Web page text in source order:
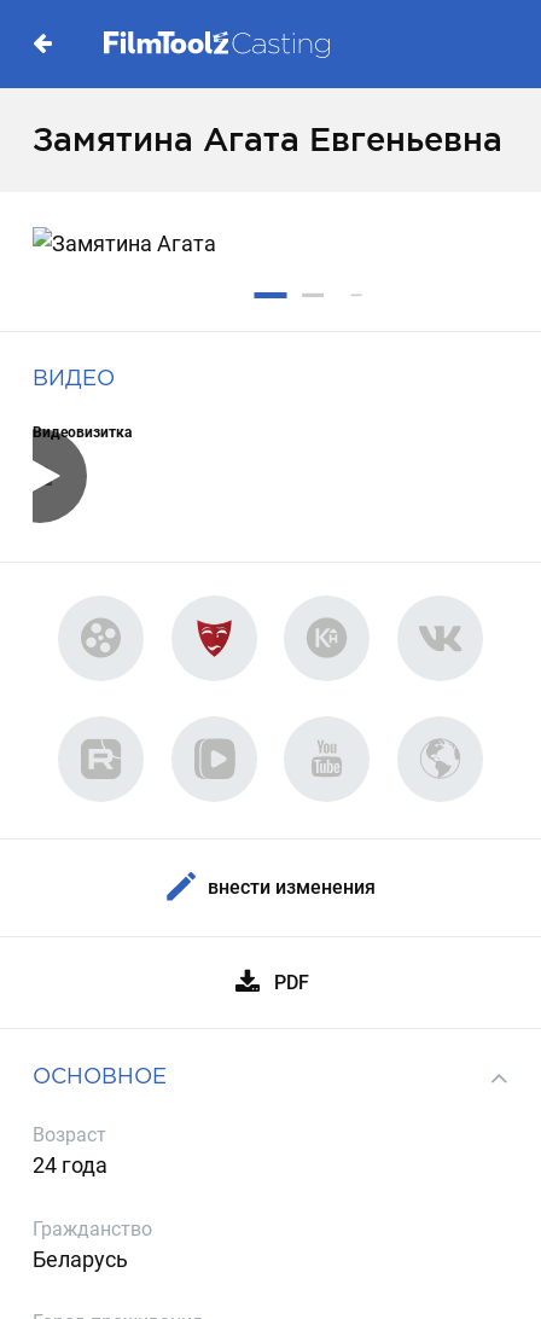
Замятина Агата Евгеньевна
ВИДЕО
Видеовизитка
внести изменения
PDF
ОСНОВНОЕ
Возраст
24 года
Гражданство
Беларусь